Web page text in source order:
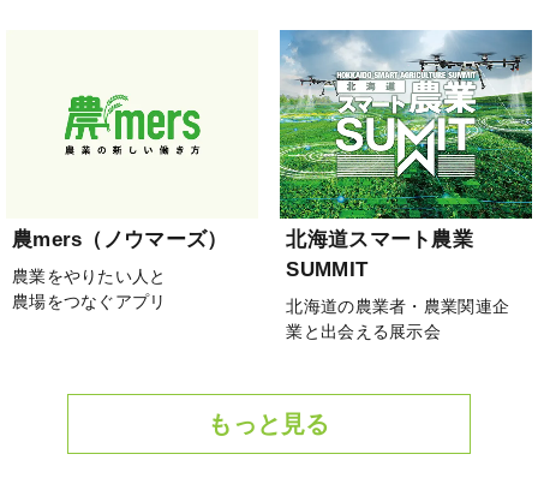
農mers（ノウマーズ）
農業をやりたい人と
農場をつなぐアプリ
北海道スマート農業
SUMMIT
北海道の農業者・農業関連企
業と出会える展示会
もっと見る